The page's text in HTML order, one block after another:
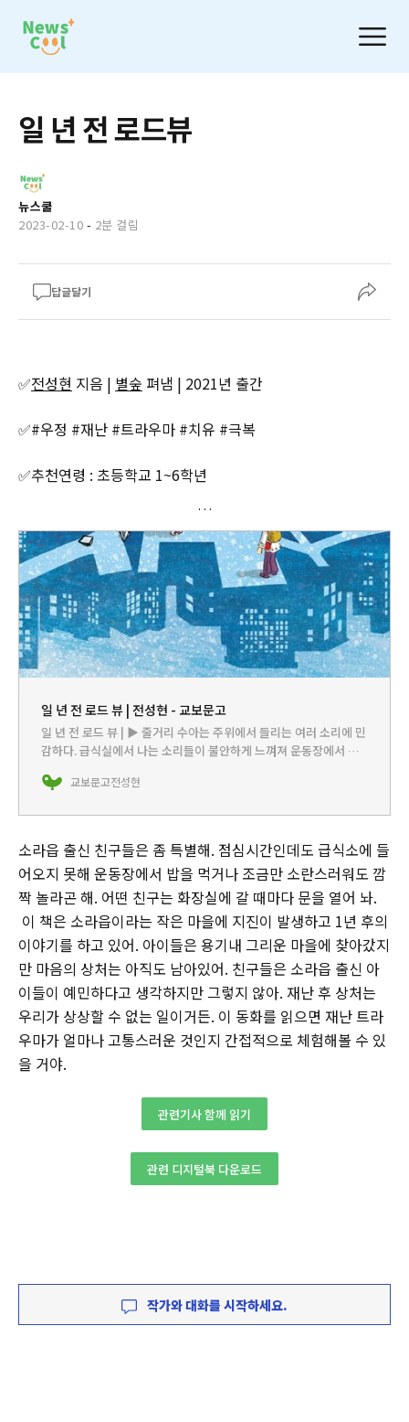
일 년 전 로드뷰
뉴스쿨
2023-02-10 - 2분 걸림
답글달기
✅전성현 지음 | 별숲 펴냄 | 2021년 출간
✅#우정 #재난 #트라우마 #치유 #극복
✅추천연령 : 초등학교 1~6학년
일 년 전 로드 뷰 | 전성현 - 교보문고
일 년 전 로드 뷰 | ▶ 줄거리 수아는 주위에서 들리는 여러 소리에 민
감하다. 급식실에서 나는 소리들이 불안하게 느껴져 운동장에서 밥
을 지켜보는 아……
교보문고전성현
소라읍 출신 친구들은 좀 특별해. 점심시간인데도 급식소에 들
어오지 못해 운동장에서 밥을 먹거나 조금만 소란스러워도 깜
짝 놀라곤 해. 어떤 친구는 화장실에 갈 때마다 문을 열어 놔.
이 책은 소라읍이라는 작은 마을에 지진이 발생하고 1년 후의
이야기를 하고 있어. 아이들은 용기내 그리운 마을에 찾아갔지
만 마음의 상처는 아직도 남아있어. 친구들은 소라읍 출신 아
이들이 예민하다고 생각하지만 그렇지 않아. 재난 후 상처는
우리가 상상할 수 없는 일이거든. 이 동화를 읽으면 재난 트라
우마가 얼마나 고통스러운 것인지 간접적으로 체험해볼 수 있
을 거야.
관련기사 함께 읽기
관련 디지털북 다운로드
작가와 대화를 시작하세요.